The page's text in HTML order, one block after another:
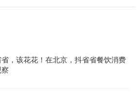
，该花花！在北京，抖省省餐饮消费